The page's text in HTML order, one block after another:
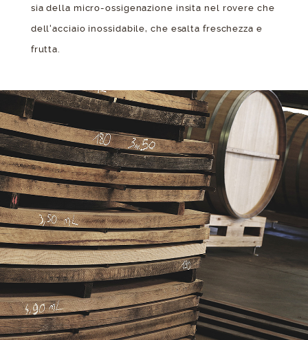
sia della micro-ossigenazione insita nel rovere che
dell'acciaio inossidabile, che esalta freschezza e
frutta.